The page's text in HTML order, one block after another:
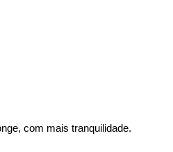
com mais tranquilidade.